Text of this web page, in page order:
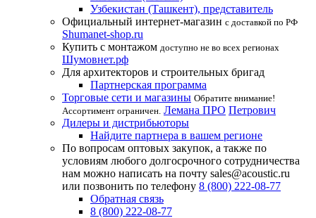
Узбекистан (Ташкент), представитель
Официальный интернет-магазин с доставкой по РФ
Shumanet-shop.ru
Купить с монтажом доступно не во всех регионах
Шумовнет.рф
Для архитекторов и строительных бригад
Партнерская программа
Торговые сети и магазины Обратите внимание!
Ассортимент ограничен. Лемана ПРО Петрович
Дилеры и дистрибьюторы
Найдите партнера в вашем регионе
По вопросам оптовых закупок, а также по
условиям любого долгосрочного сотрудничества
нам можно написать на почту sales@acoustic.ru
или позвонить по телефону 8 (800) 222-08-77
Обратная связь
8 (800) 222-08-77